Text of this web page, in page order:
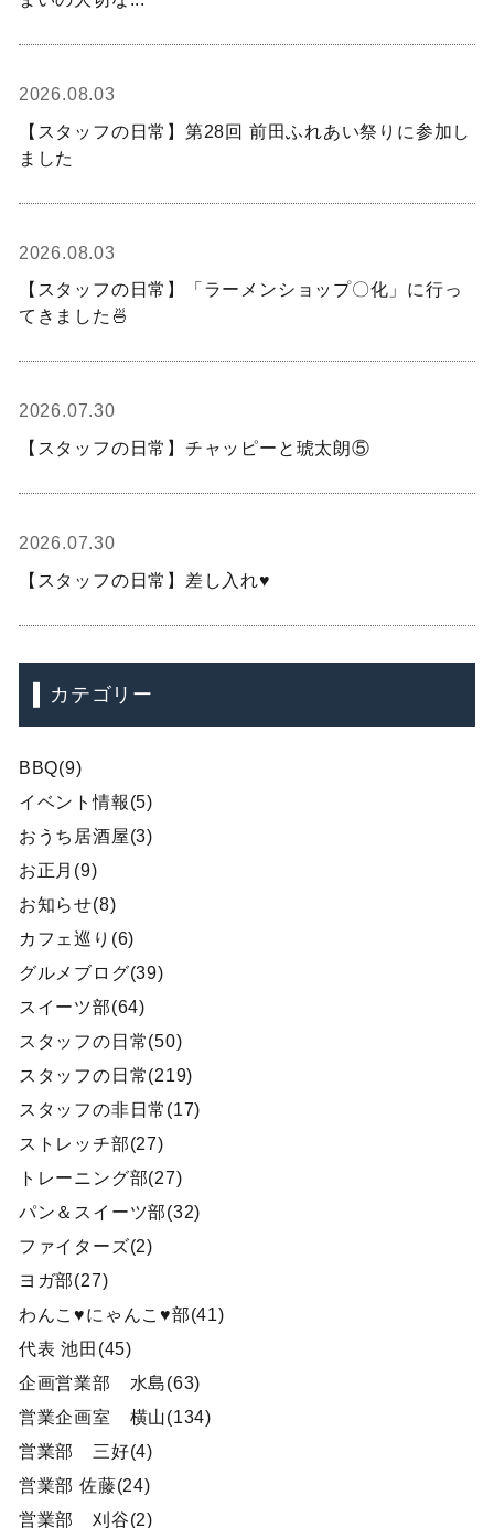
2026.08.03
【スタッフの日常】第28回 前田ふれあい祭りに参加し
ました
2026.08.03
【スタッフの日常】「ラーメンショップ〇化」に行っ
てきました🍜
2026.07.30
【スタッフの日常】チャッピーと琥太朗⑤
2026.07.30
【スタッフの日常】差し入れ♥
カテゴリー
BBQ(9)
イベント情報(5)
おうち居酒屋(3)
お正月(9)
お知らせ(8)
カフェ巡り(6)
グルメブログ(39)
スイーツ部(64)
スタッフの日常(50)
スタッフの日常(219)
スタッフの非日常(17)
ストレッチ部(27)
トレーニング部(27)
パン＆スイーツ部(32)
ファイターズ(2)
ヨガ部(27)
わんこ♥にゃんこ♥部(41)
代表 池田(45)
企画営業部 水島(63)
営業企画室 横山(134)
営業部 三好(4)
営業部 佐藤(24)
営業部 刈谷(2)